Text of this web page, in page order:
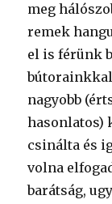
meg
remek
el is férünk
nagyobb
hasonlatos)
csinálta és
volna
barátság,